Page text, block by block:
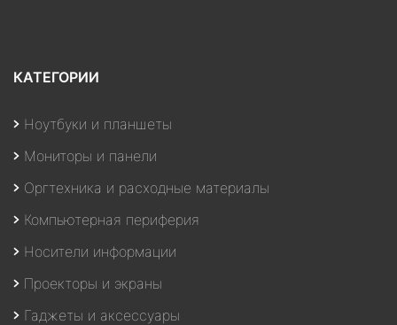
КАТЕГОРИИ
Ноутбуки и планшеты
Мониторы и панели
Оргтехника и расходные материалы
Компьютерная периферия
Носители информации
Проекторы и экраны
Гаджеты и аксессуары